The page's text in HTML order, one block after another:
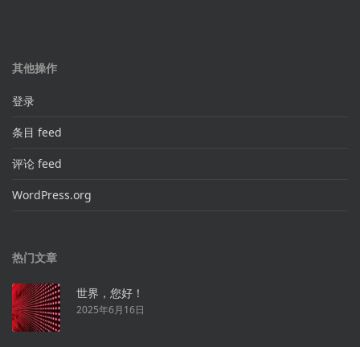
其他操作
登录
条目 feed
评论 feed
WordPress.org
热门文章
世界，您好！
2025年6月16日